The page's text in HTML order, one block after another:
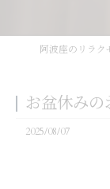
お盆休みの
2025/08/07